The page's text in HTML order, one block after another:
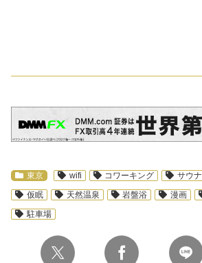
スポンサーリンク
東京 wifi コワーキング サウナ
仮眠
天然温泉 岩盤浴 漫画
駐車場